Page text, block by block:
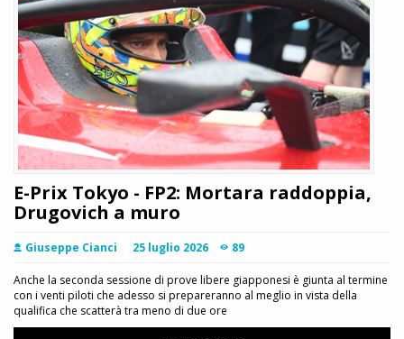
E-Prix Tokyo - FP2: Mortara raddoppia,
Drugovich a muro
Giuseppe Cianci 25 luglio 2026 89
Anche la seconda sessione di prove libere giapponesi è giunta al termine
con i venti piloti che adesso si prepareranno al meglio in vista della
qualifica che scatterà tra meno di due ore